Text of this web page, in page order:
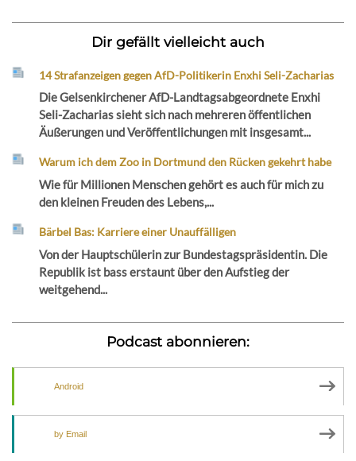
Dir gefällt vielleicht auch
14 Strafanzeigen gegen AfD-Politikerin Enxhi Seli-Zacharias
Die Gelsenkirchener AfD-Landtagsabgeordnete Enxhi
Seli-Zacharias sieht sich nach mehreren öffentlichen
Äußerungen und Veröffentlichungen mit insgesamt...
Warum ich dem Zoo in Dortmund den Rücken gekehrt habe
Wie für Millionen Menschen gehört es auch für mich zu
den kleinen Freuden des Lebens,...
Bärbel Bas: Karriere einer Unauffälligen
Von der Hauptschülerin zur Bundestagspräsidentin. Die
Republik ist bass erstaunt über den Aufstieg der
weitgehend...
Podcast abonnieren:
Android
by Email